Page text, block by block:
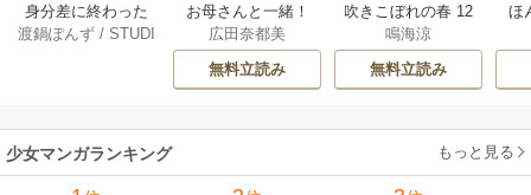
身分差に終わった
恋を、今さらです
渡鍋ぽんず/ STUDI
お母さんと一緒！
～40歳の看取りと
恋～【分冊版】 5巻
広田奈都美
無料立読み
吹きこぼれの春 12
巻
鳴海涼
無料立読み
ほ
少女マンガランキング もっと見る